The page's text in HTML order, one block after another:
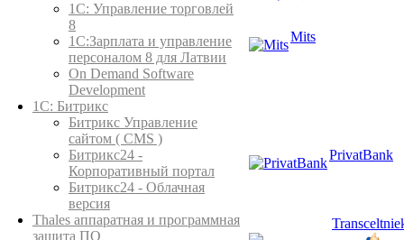
1C: Управление торговлей
8
1С:Зарплата и управление
персоналом 8 для Латвии
On Demand Software
Development
1С: Битрикс
Битрикс Управление
сайтом ( CMS )
Битрикс24 -
Корпоративный портал
Битрикс24 - Облачная
версия
Thales аппаратная и программная
защита ПО
Mits
PrivatBank